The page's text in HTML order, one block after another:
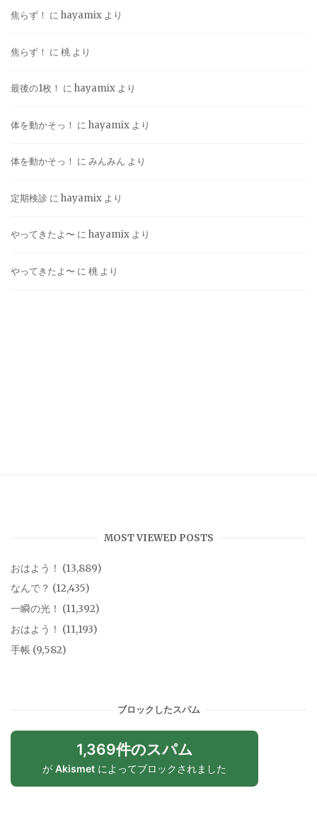
焦らず！ に hayamix より
焦らず！ に 桃 より
最後の1枚！ に hayamix より
体を動かそっ！ に hayamix より
体を動かそっ！ に みんみん より
定期検診 に hayamix より
やってきたよ〜 に hayamix より
やってきたよ〜 に 桃 より
MOST VIEWED POSTS
おはよう！ (13,889)
なんで？ (12,435)
一瞬の光！ (11,392)
おはよう！ (11,193)
手帳 (9,582)
ブロックしたスパム
1,369件のスパム
が Akismet によってブロックされました